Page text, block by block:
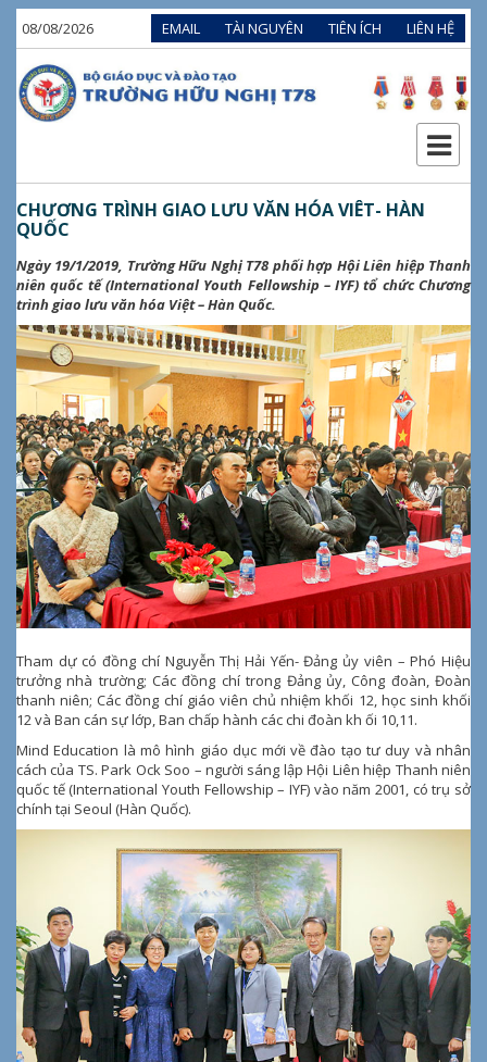
08/08/2026 EMAIL TÀI NGUYÊN TIÊN ÍCH LIÊN HỆ
CHƯƠNG TRÌNH GIAO LƯU VĂN HÓA VIÊT- HÀN
QUỐC
Ngày 19/1/2019, Trường Hữu Nghị T78 phối hợp Hội Liên hiệp Thanh
niên quốc tế (International Youth Fellowship – IYF) tổ chức Chương
trình giao lưu văn hóa Việt – Hàn Quốc.
Tham dự có đồng chí Nguyễn Thị Hải Yến- Đảng ủy viên – Phó Hiệu
trưởng nhà trường; Các đồng chí trong Đảng ủy, Công đoàn, Đoàn
thanh niên; Các đồng chí giáo viên chủ nhiệm khối 12, học sinh khối
12 và Ban cán sự lớp, Ban chấp hành các chi đoàn kh ối 10,11.
Mind Education là mô hình giáo dục mới về đào tạo tư duy và nhân
cách của TS. Park Ock Soo – người sáng lập Hội Liên hiệp Thanh niên
quốc tế (International Youth Fellowship – IYF) vào năm 2001, có trụ sở
chính tại Seoul (Hàn Quốc).